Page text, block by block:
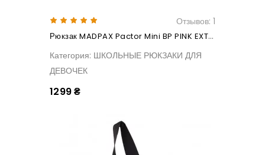
Отзывов: 1
Рюкзак MADPAX Pactor Mini BP PINK EXTINCT
Категория: ШКОЛЬНЫЕ РЮКЗАКИ ДЛЯ
ДЕВОЧЕК
1299 ₴